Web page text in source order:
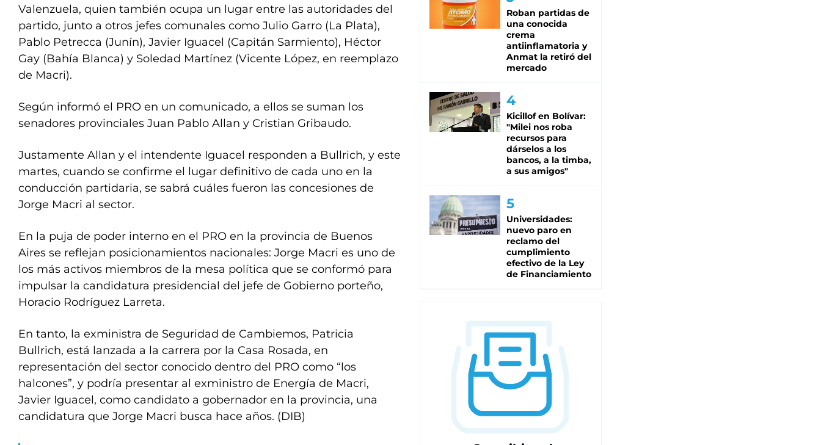
Valenzuela, quien también ocupa un lugar entre las autoridades del
partido, junto a otros jefes comunales como Julio Garro (La Plata),
Pablo Petrecca (Junín), Javier Iguacel (Capitán Sarmiento), Héctor
Gay (Bahía Blanca) y Soledad Martínez (Vicente López, en reemplazo
de Macri).
Según informó el PRO en un comunicado, a ellos se suman los
senadores provinciales Juan Pablo Allan y Cristian Gribaudo.
Justamente Allan y el intendente Iguacel responden a Bullrich, y este
martes, cuando se confirme el lugar definitivo de cada uno en la
conducción partidaria, se sabrá cuáles fueron las concesiones de
Jorge Macri al sector.
En la puja de poder interno en el PRO en la provincia de Buenos
Aires se reflejan posicionamientos nacionales: Jorge Macri es uno de
los más activos miembros de la mesa política que se conformó para
impulsar la candidatura presidencial del jefe de Gobierno porteño,
Horacio Rodríguez Larreta.
En tanto, la exministra de Seguridad de Cambiemos, Patricia
Bullrich, está lanzada a la carrera por la Casa Rosada, en
representación del sector conocido dentro del PRO como “los
halcones”, y podría presentar al exministro de Energía de Macri,
Javier Iguacel, como candidato a gobernador en la provincia, una
candidatura que Jorge Macri busca hace años. (DIB)
Roban partidas de
una conocida
crema
antiinflamatoria y
Anmat la retiró del
mercado
Kicillof en Bolívar:
"Milei nos roba
recursos para
dárselos a los
bancos, a la timba,
a sus amigos"
Universidades:
nuevo paro en
reclamo del
cumplimiento
efectivo de la Ley
de Financiamiento